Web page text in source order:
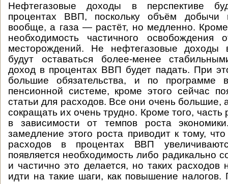
Нефтегазовые доходы в перспективе
процентах ВВП, поскольку объём добычи
вообще, а газа — растёт, но медленно. Кроме
необходимость частичного освобождения
месторождений. Не нефтегазовые
будут оставаться более-менее
доход в процентах ВВП будет падать. При
большие обязательства, и по программе
пенсионной системе, кроме этого сейчас
статьи для расходов. Все они очень большие,
сокращать их очень трудно. Кроме того, часть
в зависимости от темпов роста
замедление этого роста приводит к тому,
расходов в процентах ВВП
появляется необходимость либо радикально
и частично это делается, но таких расходов
идти на такие шаги, как повышение налогов.